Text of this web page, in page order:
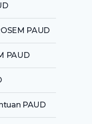
PAUD
PAUD
PAUD